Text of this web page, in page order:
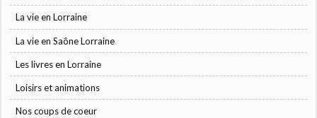
La vie en Lorraine
La vie en Saône Lorraine
Les livres en Lorraine
Loisirs et animations
Nos coups de coeur